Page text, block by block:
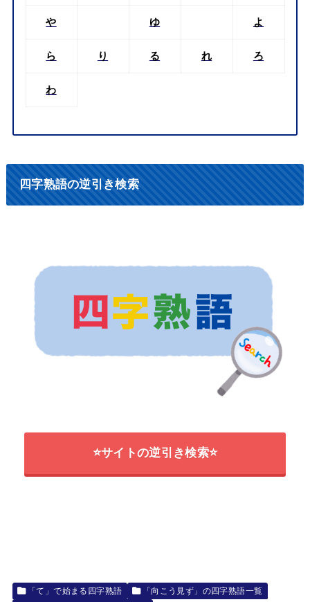
や ゆ よ
ら り る れ ろ
わ
四字熟語の逆引き検索
⭐サイトの逆引き検索⭐
「て」で始まる四字熟語
「向こう見ず」の四字熟語一覧